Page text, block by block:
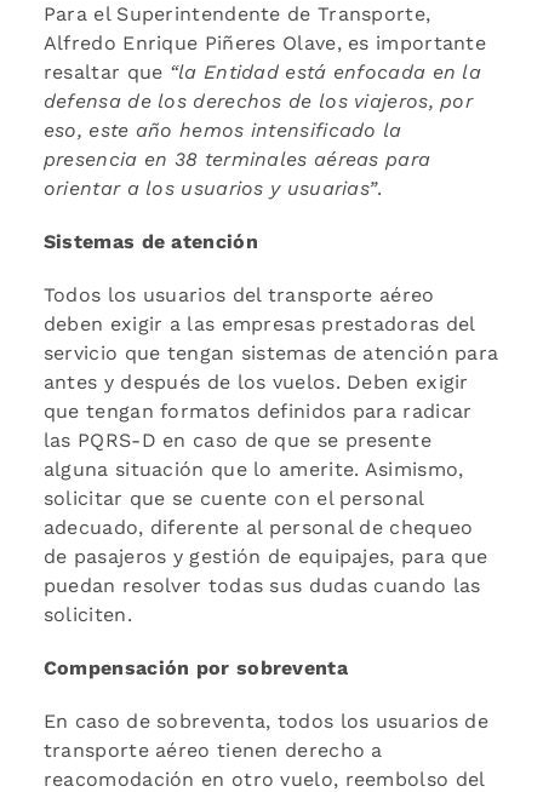
Para el Superintendente de Transporte,
Alfredo Enrique Piñeres Olave, es importante
resaltar que “la Entidad está enfocada en la
defensa de los derechos de los viajeros, por
eso, este año hemos intensificado la
presencia en 38 terminales aéreas para
orientar a los usuarios y usuarias”.
Sistemas de atención
Todos los usuarios del transporte aéreo
deben exigir a las empresas prestadoras del
servicio que tengan sistemas de atención para
antes y después de los vuelos. Deben exigir
que tengan formatos definidos para radicar
las PQRS-D en caso de que se presente
alguna situación que lo amerite. Asimismo,
solicitar que se cuente con el personal
adecuado, diferente al personal de chequeo
de pasajeros y gestión de equipajes, para que
puedan resolver todas sus dudas cuando las
soliciten.
Compensación por sobreventa
En caso de sobreventa, todos los usuarios de
transporte aéreo tienen derecho a
reacomodación en otro vuelo, reembolso del